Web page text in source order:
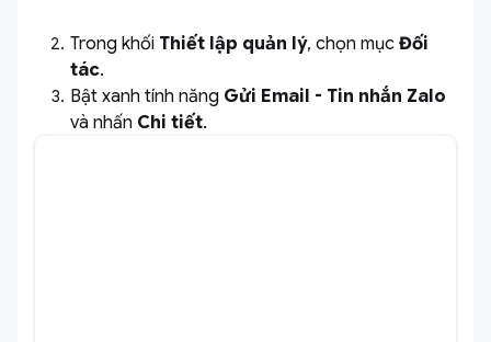
Trong khối Thiết lập quản lý, chọn mục Đối
tác.
Bật xanh tính năng Gửi Email - Tin nhắn Zalo
và nhấn Chi tiết.